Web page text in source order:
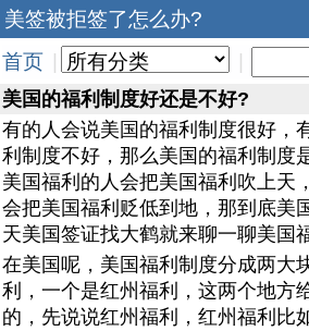
美签被拒签了怎么办?
首页
美国的福利制度好还是不好?
有的人会说美国的福利制度很好，
利制度不好，那么美国的福利制度
美国福利的人会把美国福利吹上天
会把美国福利贬低到地，那到底美
天美国签证找大鹤就来聊一聊美国
在美国呢，美国福利制度分成两大
利，一个是红州福利，这两个地方
的，先说说红州福利，红州福利比